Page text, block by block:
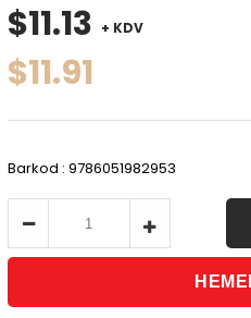
$11.13 + KDV
$11.91
Barkod : 9786051982953